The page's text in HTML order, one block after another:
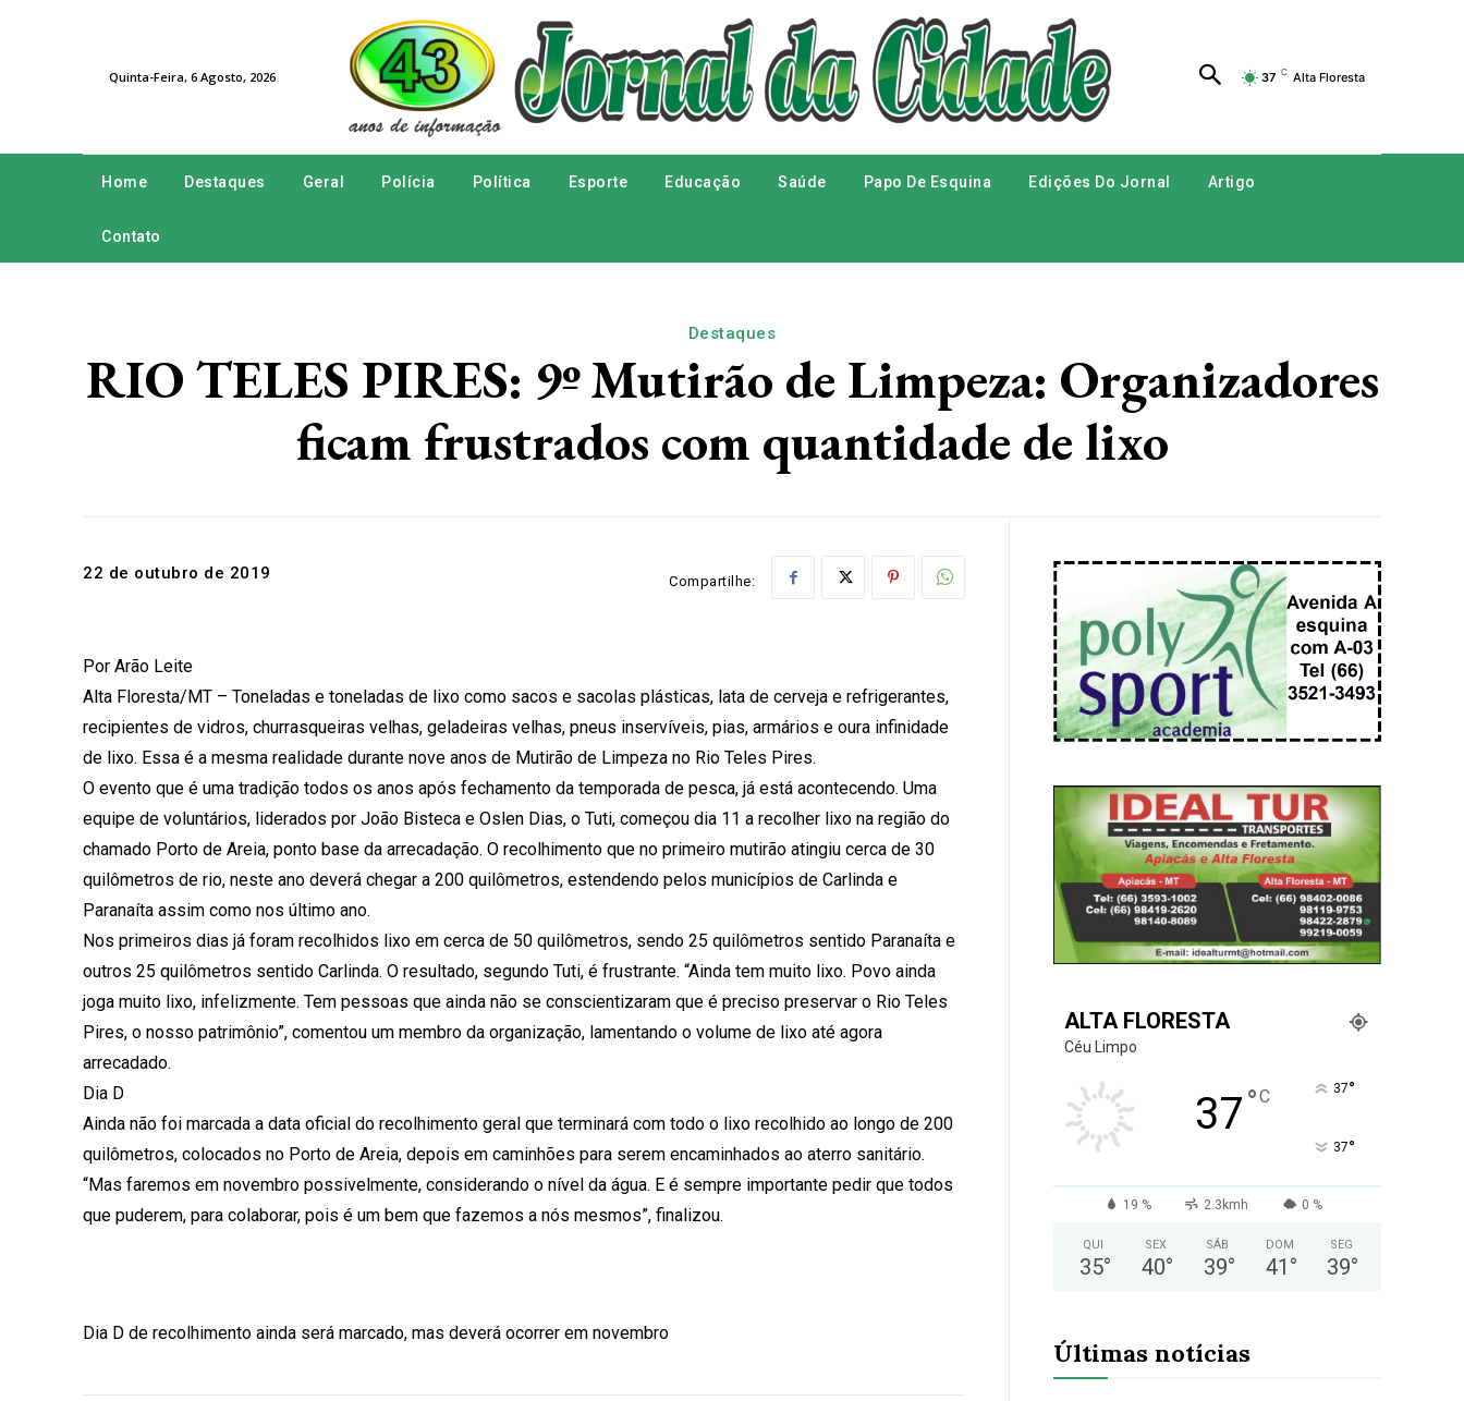
Quinta-Feira, 6 Agosto, 2026 37 C Alta Floresta
Home Destaques Geral Polícia Política Esporte Educação Saúde Papo De Esquina Edições Do Jornal Artigo
Contato
Destaques
RIO TELES PIRES: 9º Mutirão de Limpeza: Organizadores
ficam frustrados com quantidade de lixo
22 de outubro de 2019 Compartilhe:
Por Arão Leite
Alta Floresta/MT – Toneladas e toneladas de lixo como sacos e sacolas plásticas, lata de cerveja e refrigerantes,
recipientes de vidros, churrasqueiras velhas, geladeiras velhas, pneus inservíveis, pias, armários e oura infinidade
de lixo. Essa é a mesma realidade durante nove anos de Mutirão de Limpeza no Rio Teles Pires.
O evento que é uma tradição todos os anos após fechamento da temporada de pesca, já está acontecendo. Uma
equipe de voluntários, liderados por João Bisteca e Oslen Dias, o Tuti, começou dia 11 a recolher lixo na região do
chamado Porto de Areia, ponto base da arrecadação. O recolhimento que no primeiro mutirão atingiu cerca de 30
quilômetros de rio, neste ano deverá chegar a 200 quilômetros, estendendo pelos municípios de Carlinda e
Paranaíta assim como nos último ano.
Nos primeiros dias já foram recolhidos lixo em cerca de 50 quilômetros, sendo 25 quilômetros sentido Paranaíta e
outros 25 quilômetros sentido Carlinda. O resultado, segundo Tuti, é frustrante. “Ainda tem muito lixo. Povo ainda
joga muito lixo, infelizmente. Tem pessoas que ainda não se conscientizaram que é preciso preservar o Rio Teles
Pires, o nosso patrimônio”, comentou um membro da organização, lamentando o volume de lixo até agora
arrecadado.
Dia D
Ainda não foi marcada a data oficial do recolhimento geral que terminará com todo o lixo recolhido ao longo de 200
quilômetros, colocados no Porto de Areia, depois em caminhões para serem encaminhados ao aterro sanitário.
“Mas faremos em novembro possivelmente, considerando o nível da água. E é sempre importante pedir que todos
que puderem, para colaborar, pois é um bem que fazemos a nós mesmos”, finalizou.
Dia D de recolhimento ainda será marcado, mas deverá ocorrer em novembro
ALTA FLORESTA
Céu Limpo
37°C 37°
37°
19 % 2.3kmh 0 %
QUI
35°
SEX
40°
SÁB
39°
DOM
41 °
SEG
39°
Últimas notícias